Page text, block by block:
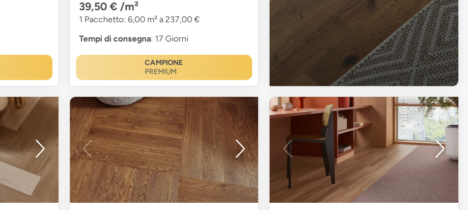
39,50 € /m²
1 Pacchetto: 6,00 m² a 237,00 €
Tempi di consegna: 17 Giorni
CAMPIONE
PREMIUM